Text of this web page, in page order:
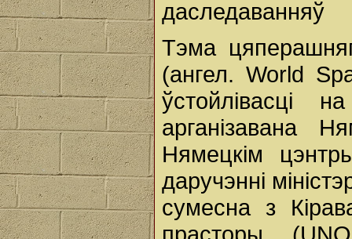
даследаванняў
Тэма
(ангел. World
ўстойлівасці
арганізавана
Нямецкім
даручэнні
сумесна з